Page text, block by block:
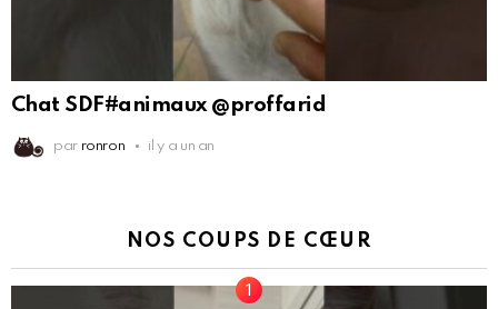
Chat SDF#animaux @proffarid
par ronron il y a un an
NOS COUPS DE CŒUR